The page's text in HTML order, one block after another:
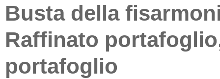
Busta della
Raffinato
portafoglio